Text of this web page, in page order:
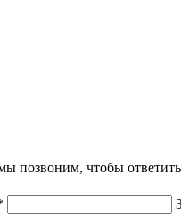
позвоним, чтобы